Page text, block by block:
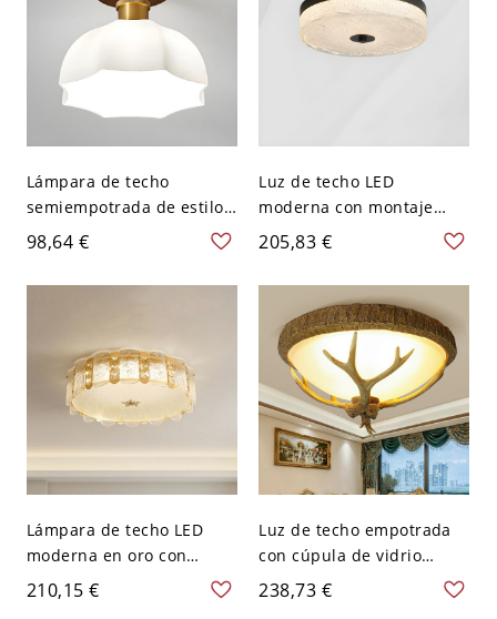
Lámpara de techo
semiempotrada de estilo
asiático de nogal con
acabado dorado y
pantalla de vidrio blanco -
98,64 €
Luz de techo LED
moderna con montaje
empotrado en círculo y
pantalla de vidrio
esmerilado - Negro 110 A
120 V 30,48 cm
205,83 €
Lámpara de techo LED
moderna en oro con
cristal y pantalla de vidrio
esmerilado - 110 A 120 V
210,15 €
Luz de techo empotrada
con cúpula de vidrio
esmerilado - acabado
envejecido 110 A 120 V
238,73 €